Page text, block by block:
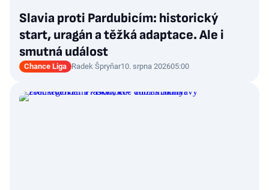
Slavia proti Pardubicím: historický
start, uragán a těžká adaptace. Ale i
smutná událost
Chance Liga Radek Špryňar10. srpna 202605:00